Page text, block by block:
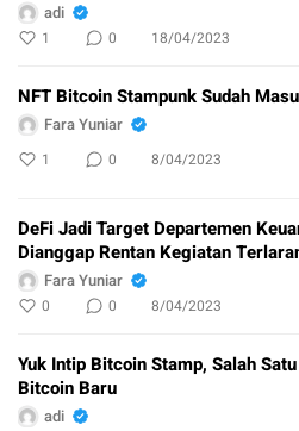
adi
1 0 18/04/2023
NFT Bitcoin Stampunk Sudah
Fara Yuniar
1 0 8/04/2023
DeFi Jadi Target Departemen
Dianggap Rentan Kegiatan
Fara Yuniar
0 0 8/04/2023
Yuk Intip Bitcoin Stamp, Salah
Bitcoin Baru
adi